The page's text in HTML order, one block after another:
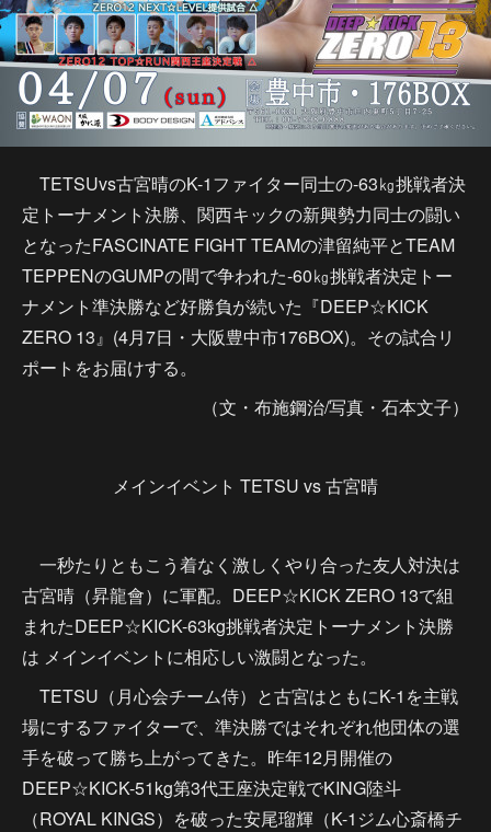
TETSUvs古宮晴のK-1ファイター同士の-63㎏挑戦者決
定トーナメント決勝、関西キックの新興勢力同士の闘い
となったFASCINATE FIGHT TEAMの津留純平とTEAM
TEPPENのGUMPの間で争われた-60㎏挑戦者決定トー
ナメント準決勝など好勝負が続いた『DEEP☆KICK
ZERO 13』(4月7日・大阪豊中市176BOX)。その試合リ
ポートをお届けする。
（文・布施鋼治/写真・石本文子）
メインイベント TETSU vs 古宮晴
一秒たりともこう着なく激しくやり合った友人対決は
古宮晴（昇龍會）に軍配。DEEP☆KICK ZERO 13で組
まれたDEEP☆KICK-63kg挑戦者決定トーナメント決勝
は メインイベントに相応しい激闘となった。
TETSU（月心会チーム侍）と古宮はともにK-1を主戦
場にするファイターで、準決勝ではそれぞれ他団体の選
手を破って勝ち上がってきた。昨年12月開催の
DEEP☆KICK-51kg第3代王座決定戦でKING陸斗
（ROYAL KINGS）を破った安尾瑠輝（K-1ジム心斎橋チ